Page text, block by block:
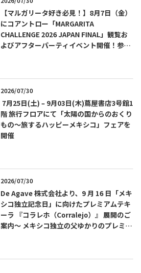
【マルガリータ好き必見！】8月7日（金）
にコアントロー「MARGARITA
CHALLENGE 2026 JAPAN FINAL」観覧お
よびアフターパーティイベント開催！参加
2026/07/30
7月25日(土) – 9月03日(木)蔦屋書店3号館1
階 旅行フロアにて「太陽の国からのおくり
もの～旅するハッピーメキシコ」フェアを
開催
2026/07/30
De Agave 株式会社より、9 月 16 日「メキ
シコ独立記念日」に向けたプレミアムテキ
ーラ 『コラレホ（Corralejo）』 展開のご
案内〜 メキシコ独立の父ゆかりのプレミア